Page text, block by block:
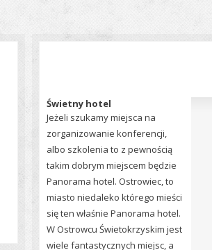
Świetny hotel
Jeżeli szukamy miejsca na
zorganizowanie konferencji,
albo szkolenia to z pewnością
takim dobrym miejscem będzie
Panorama hotel. Ostrowiec, to
miasto niedaleko którego mieści
się ten właśnie Panorama hotel.
W Ostrowcu Świetokrzyskim jest
wiele fantastycznych miejsc, a